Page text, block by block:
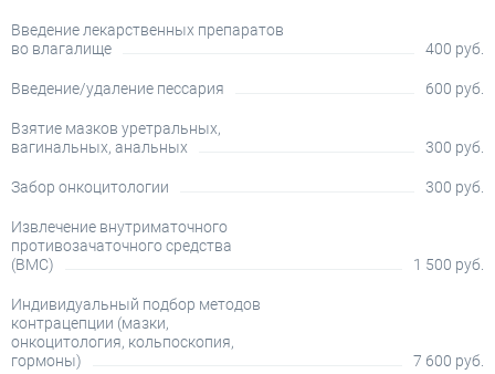
Введение лекарственных препаратов
во влагалище
400 руб.
Введение/удаление пессария 600 руб.
Взятие мазков уретральных,
вагинальных, анальных
300 руб.
Забор онкоцитологии 300 руб.
Извлечение внутриматочного
противозачаточного средства
(ВМС)
1 500 руб.
Индивидуальный подбор методов
контрацепции (мазки,
онкоцитология, кольпоскопия,
гормоны)
7 600 руб.